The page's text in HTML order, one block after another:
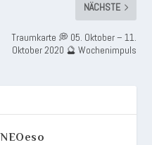
NÄCHSTE
Traumkarte 💭 05. Oktober – 11.
Oktober 2020 🔮 Wochenimpuls
NEOeso